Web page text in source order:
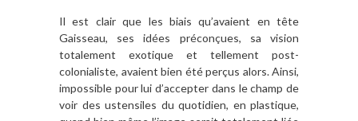
Il est clair que les biais qu’avaient en tête
Gaisseau, ses idées préconçues, sa vision
totalement exotique et tellement post-
colonialiste, avaient bien été perçus alors. Ainsi,
impossible pour lui d’accepter dans le champ de
voir des ustensiles du quotidien, en plastique,